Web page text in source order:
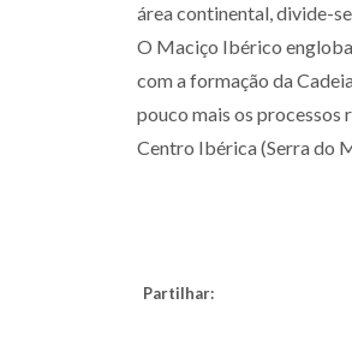
área continental, divide-
O Maciço Ibérico
com a formação da
pouco mais os processos
Centro Ibérica (Serra do
Partilhar: